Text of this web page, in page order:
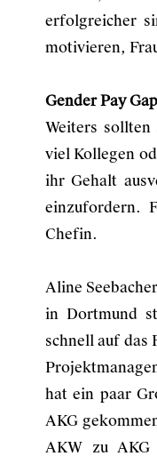
erfolgreicher
motivieren,
Gender Pay Gap
Weiters sollten
viel Kollegen
ihr Gehalt
einzufordern.
Chefin.
Aline
in Dortmund
schnell auf das
hat ein paar
AKG
AKW zu AKG